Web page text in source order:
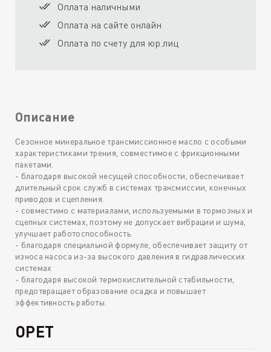
Оплата наличными
Оплата на сайте онлайн
Оплата по счету для юр.лиц
Описание
Сезонное минеральное трансмиссионное масло с особыми
характеристиками трения, совместимое с фрикционными
пакетами.
- благодаря высокой несущей способности, обеспечивает
длительный срок служб в системах трансмиссии, конечных
приводов и сцепления.
- совместимо с материалами, используемыми в тормозных и
сцепных системах, поэтому не допускает вибрации и шума,
улучшает работоспособность.
- благодаря специальной формуле, обеспечивает защиту от
износа насоса из-за высокого давления в гидравлических
системах
- благодаря высокой термокислительной стабильности,
предотвращает образование осадка и повышает
эффективность работы.
OPET